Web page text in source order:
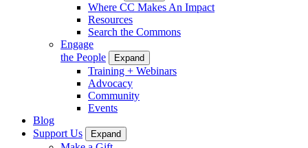
Where CC Makes An Impact
Resources
Search the Commons
Engage
the People
Expand
Training + Webinars
Advocacy
Community
Events
Blog
Support Us
Expand